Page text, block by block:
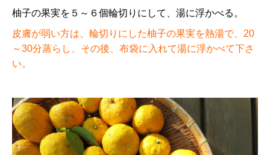
柚子の果実を５～６個輪切りにして、湯に浮かべる。
皮膚が弱い方は、輪切りにした柚子の果実を熱湯で、20
～30分蒸らし、その後、布袋に入れて湯に浮かべて下さ
い。